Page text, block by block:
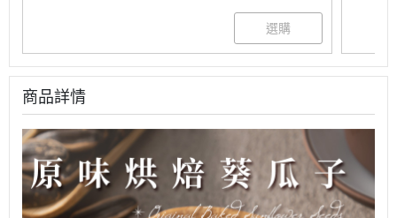
商品詳情